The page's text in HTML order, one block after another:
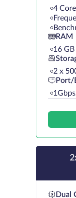
4
RAM
16
2 х
Port/
Dual